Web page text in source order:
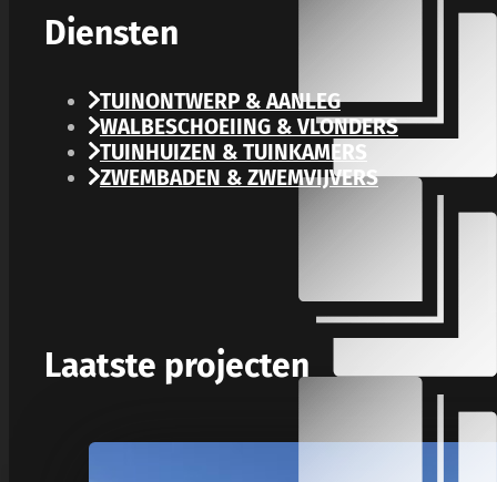
Diensten
TUINONTWERP & AANLEG
WALBESCHOEIING & VLONDERS
TUINHUIZEN & TUINKAMERS
ZWEMBADEN & ZWEMVIJVERS
Laatste projecten